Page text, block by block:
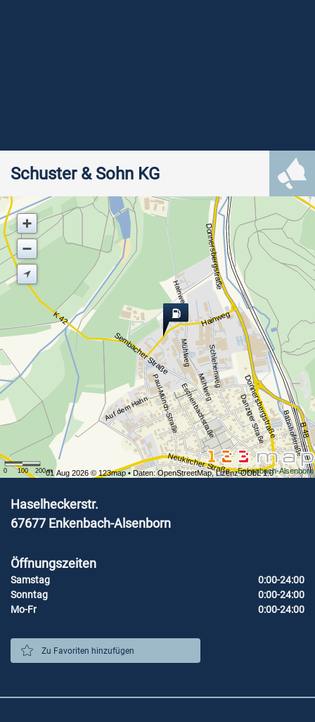
Schuster & Sohn KG
Enkenbach-Alsenborn
Donnersbergstraße
B 48
Neukircher Straße
Donnersbergstraße
K 42
Sembacher Straße
Hainweg
MühlwegSchlehenweg
Hainweg
Auf dem Hahn Eschenbachstraße Danziger Straße Bahnhofstraße
Paul-Münch-Straße
Mühlweg
0 100 200 m
01 Aug 2026 © 123map • Daten:OpenStreetMap,Lizenz ODbL 1.0
Haselheckerstr.
67677 Enkenbach-Alsenborn
Öffnungszeiten
Samstag
0:00-24:00
Sonntag
0:00-24:00
Mo-Fr
0:00-24:00
Zu Favoriten hinzufügen